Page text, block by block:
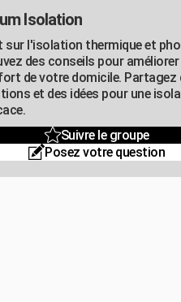
Isolation
sur l'isolation thermique et
des conseils pour améliorer
de votre domicile. Partagez
et des idées pour une
Suivre le groupe
Posez votre question